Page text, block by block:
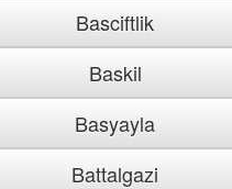
Basciftlik
Baskil
Basyayla
Battalgazi